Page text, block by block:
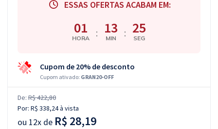
ESSAS OFERTAS ACABAM EM:
01
HORA : 13
MIN : 24
SEG
Cupom de 20% de desconto
Cupom ativado: GRAN20-OFF
De: R$ 422,80
Por: R$ 338,24à vista
ou 12x de R$ 28,19